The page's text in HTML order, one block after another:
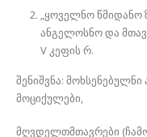
„ყოველნო წმიდანო
ანგელოსნო და
V კეფის რ.
შენიშვნა:
მოციქულები,
მღვდელთმთავრები